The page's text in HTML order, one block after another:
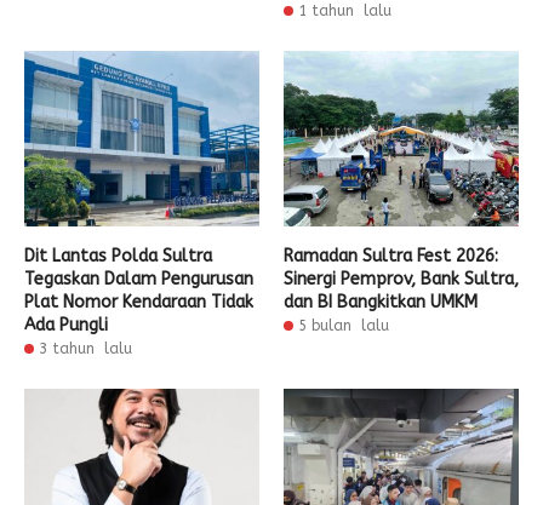
1 tahun lalu
Dit Lantas Polda Sultra
Tegaskan Dalam Pengurusan
Plat Nomor Kendaraan Tidak
Ada Pungli
3 tahun lalu
Ramadan Sultra Fest 2026:
Sinergi Pemprov, Bank Sultra,
dan BI Bangkitkan UMKM
5 bulan lalu